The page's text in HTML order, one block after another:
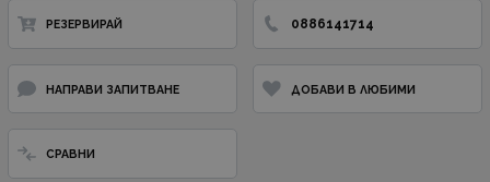
РЕЗЕРВИРАЙ 0886141714
НАПРАВИ ЗАПИТВАНЕ ДОБАВИ В ЛЮБИМИ
СРАВНИ